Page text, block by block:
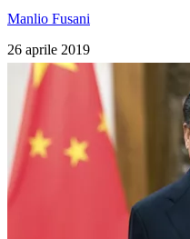
Manlio Fusani
26 aprile 2019